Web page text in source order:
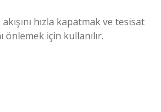
hızla kapatmak ve tesisat
önlemek için kullanılır.